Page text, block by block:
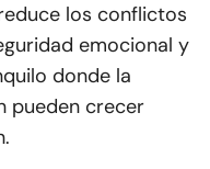
los conflictos
emocional y
donde la
pueden crecer